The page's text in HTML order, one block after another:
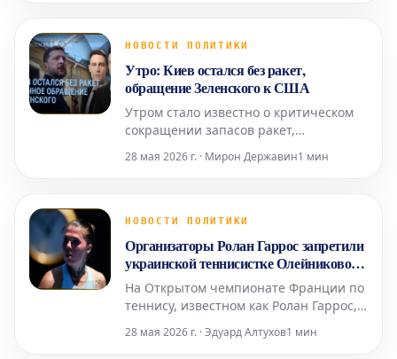
Facebook, в котором сообщил о своем
Он также отметил, что поли
НОВОСТИ ПОЛИТИКИ
Утро: Киев остался без ракет,
обращение Зеленского к США
Утром стало известно о критическом
сокращении запасов ракет,
продолжающихся атак. В связи с этой
направил официальное обращение
призывая к немедленной военной
28 мая 2026 г. · Мирон Державин1 мин
НОВОСТИ ПОЛИТИКИ
Организаторы Ролан Гаррос запретили
украинской теннисистке Олейниковой
носить символику полка Калиновского
На Открытом чемпионате Франции по
теннису, известном как Ролан Гаррос,
Олейниковой было предписано убрать
28 мая 2026 г. · Эдуард Алтухов1 мин